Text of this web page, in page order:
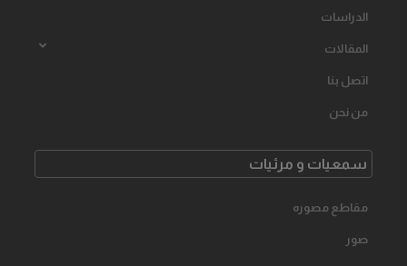
الدراسات
المقالات
اتصل بنا
من نحن
سمعیات و مرئیات
مقاطع مصوره
صور